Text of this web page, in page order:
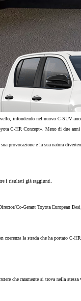
infondendo nel nuovo C-SUV
C-HR Concept». Meno di due
provocazione e la sua natura
i risultati già raggiunti.
Co-Gerant Toyota European
la strada che ha portato C-HR
che raramente si trova nella